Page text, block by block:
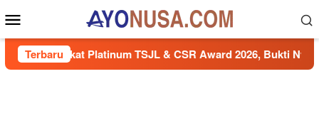
ke
kontenMobile
Terbaru
Platinum TSJL & CSR Award 2026, Bukti Nyata